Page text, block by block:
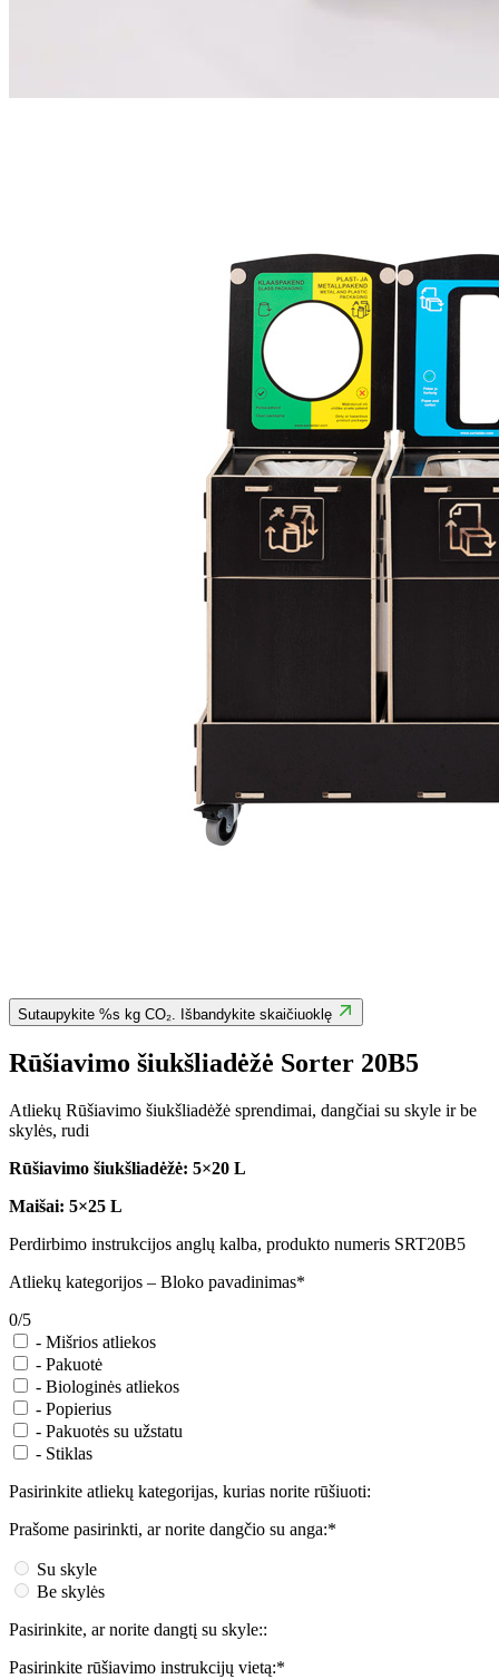
Sutaupykite %s kg CO₂. Išbandykite skaičiuoklę
Rūšiavimo šiukšliadėžė Sorter 20B5
Atliekų Rūšiavimo šiukšliadėžė sprendimai, dangčiai su skyle ir be
skylės, rudi
Rūšiavimo šiukšliadėžė: 5×20 L
Maišai: 5×25 L
Perdirbimo instrukcijos anglų kalba, produkto numeris SRT20B5
Atliekų kategorijos – Bloko pavadinimas*
0/5
- Mišrios atliekos
- Pakuotė
- Biologinės atliekos
- Popierius
- Pakuotės su užstatu
- Stiklas
Pasirinkite atliekų kategorijas, kurias norite rūšiuoti:
Prašome pasirinkti, ar norite dangčio su anga:*
Su skyle
Be skylės
Pasirinkite, ar norite dangtį su skyle::
Pasirinkite rūšiavimo instrukcijų vietą:*